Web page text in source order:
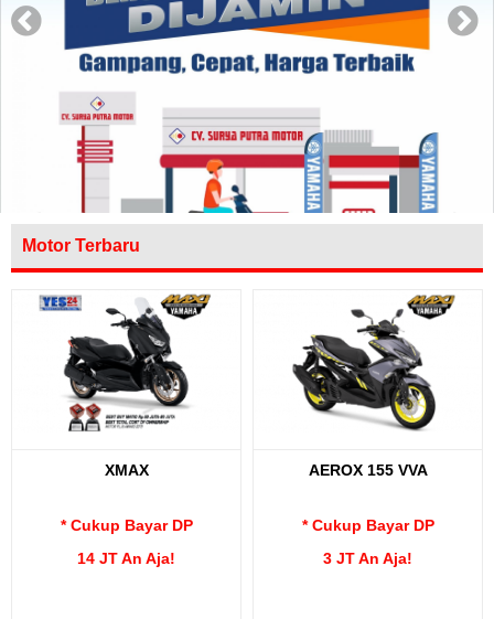
Motor Terbaru
XMAX
* Cukup Bayar DP
14 JT An Aja!
AEROX 155 VVA
* Cukup Bayar DP
3 JT An Aja!